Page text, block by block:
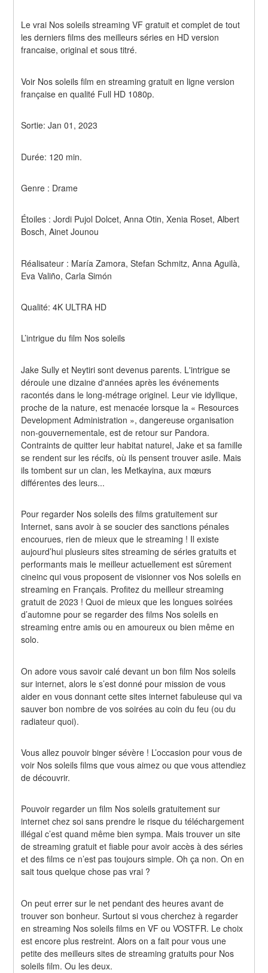
Le vrai Nos soleils streaming VF gratuit et complet de tout
les derniers films des meilleurs séries en HD version
francaise, original et sous titré.
Voir Nos soleils film en streaming gratuit en ligne version
française en qualité Full HD 1080p.
Sortie: Jan 01, 2023
Durée: 120 min.
Genre : Drame
Étoiles : Jordi Pujol Dolcet, Anna Otin, Xenia Roset, Albert
Bosch, Ainet Jounou
Réalisateur : María Zamora, Stefan Schmitz, Anna Aguilà,
Eva Valiño, Carla Simón
Qualité: 4K ULTRA HD
L’intrigue du film Nos soleils
Jake Sully et Neytiri sont devenus parents. L'intrigue se
déroule une dizaine d'années après les événements
racontés dans le long-métrage originel. Leur vie idyllique,
proche de la nature, est menacée lorsque la « Resources
Development Administration », dangereuse organisation
non-gouvernementale, est de retour sur Pandora.
Contraints de quitter leur habitat naturel, Jake et sa famille
se rendent sur les récifs, où ils pensent trouver asile. Mais
ils tombent sur un clan, les Metkayina, aux mœurs
différentes des leurs...
Pour regarder Nos soleils des films gratuitement sur
Internet, sans avoir à se soucier des sanctions pénales
encourues, rien de mieux que le streaming ! Il existe
aujourd’hui plusieurs sites streaming de séries gratuits et
performants mais le meilleur actuellement est sûrement
cineinc qui vous proposent de visionner vos Nos soleils en
streaming en Français. Profitez du meilleur streaming
gratuit de 2023 ! Quoi de mieux que les longues soirées
d’automne pour se regarder des films Nos soleils en
streaming entre amis ou en amoureux ou bien même en
solo.
On adore vous savoir calé devant un bon film Nos soleils
sur internet, alors le s’est donné pour mission de vous
aider en vous donnant cette sites internet fabuleuse qui va
sauver bon nombre de vos soirées au coin du feu (ou du
radiateur quoi).
Vous allez pouvoir binger sévère ! L’occasion pour vous de
voir Nos soleils films que vous aimez ou que vous attendiez
de découvrir.
Pouvoir regarder un film Nos soleils gratuitement sur
internet chez soi sans prendre le risque du téléchargement
illégal c’est quand même bien sympa. Mais trouver un site
de streaming gratuit et fiable pour avoir accès à des séries
et des films ce n’est pas toujours simple. Oh ça non. On en
sait tous quelque chose pas vrai ?
On peut errer sur le net pendant des heures avant de
trouver son bonheur. Surtout si vous cherchez à regarder
en streaming Nos soleils films en VF ou VOSTFR. Le choix
est encore plus restreint. Alors on a fait pour vous une
petite des meilleurs sites de streaming gratuits pour Nos
soleils film. Ou les deux.